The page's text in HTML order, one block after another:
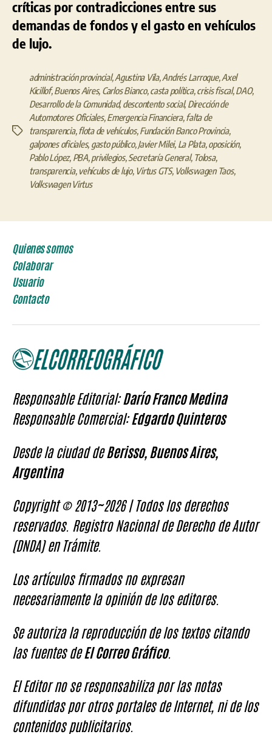
financiera
críticas por contradicciones entre sus
demandas de fondos y el gasto en vehículos
de lujo.
Etiquetas
administración provincial,Agustina Vila,Andrés Larroque,Axel
Kicillof,Buenos Aires, Carlos Bianco,casta política,crisis fiscal,DAO,
Desarrollo de la Comunidad,descontento social,Dirección de
Automotores Oficiales,Emergencia Financiera,falta de
transparencia,flota de vehículos,Fundación Banco Provincia,
galpones oficiales, gasto público,Javier Milei, La Plata,oposición,
Pablo López, PBA,privilegios,Secretaría General, Tolosa,
transparencia, vehículos de lujo, Virtus GTS, Volkswagen Taos,
Volkswagen Virtus
Quienes somos
Colaborar
Usuario
Contacto
Responsable Editorial:Darío Franco Medina
Responsable Comercial:Edgardo Quinteros
Desde la ciudad deBerisso, Buenos Aires,
Argentina
Copyright © 2013~2026 | Todos los derechos
reservados. Registro Nacional de Derecho de Autor
(DNDA) en Trámite.
Los artículos firmados no expresan
necesariamente la opinión de los editores.
Se autoriza la reproducción de los textos citando
las fuentes deEl Correo Gráfico.
El Editor no se responsabiliza por las notas
difundidas por otros portales de Internet, ni de los
contenidos publicitarios.